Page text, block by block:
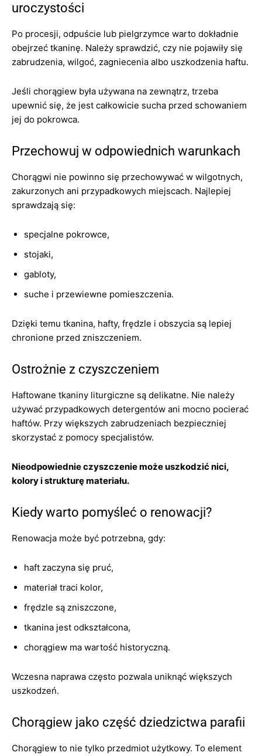
uroczystości
Po procesji, odpuście lub pielgrzymce warto dokładnie
obejrzeć tkaninę. Należy sprawdzić, czy nie pojawiły się
zabrudzenia, wilgoć, zagniecenia albo uszkodzenia haftu.
Jeśli chorągiew była używana na zewnątrz, trzeba
upewnić się, że jest całkowicie sucha przed schowaniem
jej do pokrowca.
Przechowuj w odpowiednich warunkach
Chorągwi nie powinno się przechowywać w wilgotnych,
zakurzonych ani przypadkowych miejscach. Najlepiej
sprawdzają się:
specjalne pokrowce,
stojaki,
gabloty,
suche i przewiewne pomieszczenia.
Dzięki temu tkanina, hafty, frędzle i obszycia są lepiej
chronione przed zniszczeniem.
Ostrożnie z czyszczeniem
Haftowane tkaniny liturgiczne są delikatne. Nie należy
używać przypadkowych detergentów ani mocno pocierać
haftów. Przy większych zabrudzeniach bezpieczniej
skorzystać z pomocy specjalistów.
Nieodpowiednie czyszczenie może uszkodzić nici,
kolory i strukturę materiału.
Kiedy warto pomyśleć o renowacji?
Renowacja może być potrzebna, gdy:
haft zaczyna się pruć,
materiał traci kolor,
frędzle są zniszczone,
tkanina jest odkształcona,
chorągiew ma wartość historyczną.
Wczesna naprawa często pozwala uniknąć większych
uszkodzeń.
Chorągiew jako część dziedzictwa parafii
Chorągiew to nie tylko przedmiot użytkowy. To element